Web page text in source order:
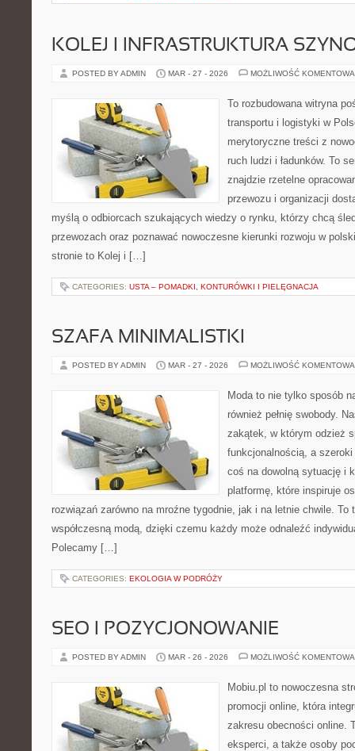
KOLEJ I INFRASTRUKTURA
POSTED BY ADMIN MAR - 27 - 2026 MOŻLIWOŚĆ
To rozbudowana witryna
transportu i logistyki w
merytoryczne treści z
ruch ludzi i ładunków. To
znajdzie rzetelne
przewozu i organizacji
myślą o odbiorcach szukających wiedzy o rynku, którzy chcą
przewozach oraz poznawać nowoczesne kierunki rozwoju w
stronie to Kolej i […]
CATEGORIES: USTA – POMADKI, KONTURÓWKI I PIELĘGNACJA
SZAFA MINIMALISTKI
POSTED BY ADMIN MAR - 27 - 2026 MOŻLIWOŚĆ
Moda to nie tylko sposób
również pełnię swobody.
zakątek, w którym odzież
funkcjonalnością, a
coś na dowolną sytuację i
platformę, które inspiruje
rozwiązań zarówno na mroźne tygodnie, jak i na letnie chwile. To
współczesną modą, dzięki czemu każdy może odnaleźć
Polecamy […]
CATEGORIES: EKOLOGIA W PODRÓŻY
SEO I POZYCJONOWANIE
POSTED BY ADMIN MAR - 26 - 2026 MOŻLIWOŚĆ
Mobiu.pl to nowoczesna
promocji online, która
zakresu obecności online.
eksperci, a także osoby